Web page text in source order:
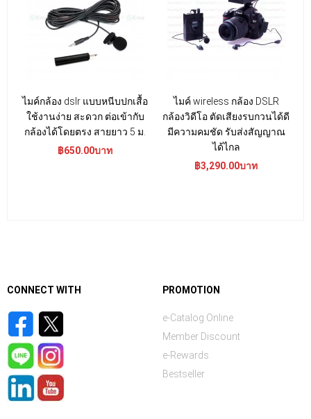
ไมค์กล้อง dslr แบบหนีบปกเสื้อ
ใช้งานง่าย สะดวก ต่อเข้ากับ
กล้องได้โดยตรง สายยาว 5 ม.
฿650.00บาท
ไมค์ wireless กล้อง DSLR
กล้องวิดีโอ ตัดเสียงรบกวนได้ดี
มีความคมชัด รับส่งสัญญาณ
ได้ไกล
฿3,290.00บาท
CONNECT WITH PROMOTION
e-Catalog Online
Member Discount
e-Rewards
Bestseller